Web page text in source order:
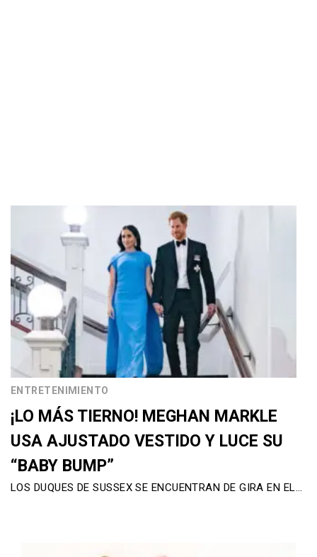
ENTRETENIMIENTO
¡LO MÁS TIERNO! MEGHAN MARKLE
USA AJUSTADO VESTIDO Y LUCE SU
“BABY BUMP”
LOS DUQUES DE SUSSEX SE ENCUENTRAN DE GIRA EN EL…